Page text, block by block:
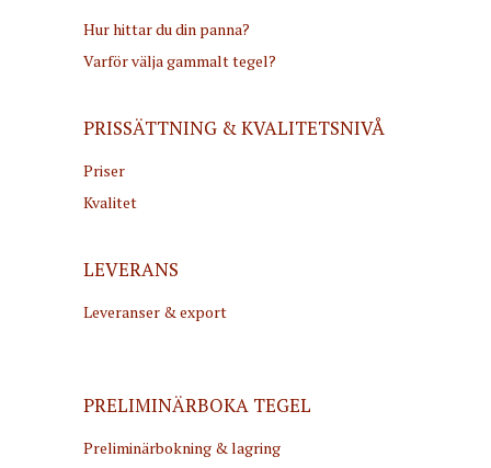
Hur hittar du din panna?
Varför välja gammalt tegel?
PRISSÄTTNING & KVALITETSNIVÅ
Priser
Kvalitet
LEVERANS
Leveranser & export
PRELIMINÄRBOKA TEGEL
Preliminärbokning & lagring